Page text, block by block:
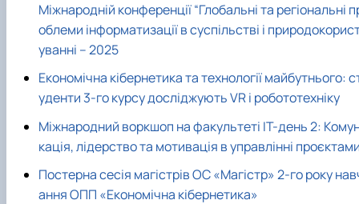
Міжнародній конференції “Глобальні та регіональні
облеми інформатизації в суспільстві і
уванні – 2025
Економічна кібернетика та технології майбутнього:
уденти 3-го курсу досліджують VR і робототехніку
Міжнародний воркшоп на факультеті ІТ-день 2:
кація, лідерство та мотивація в управлінні
Постерна сесія магістрів ОС «Магістр» 2-го року
ання ОПП «Економічна кібернетика»